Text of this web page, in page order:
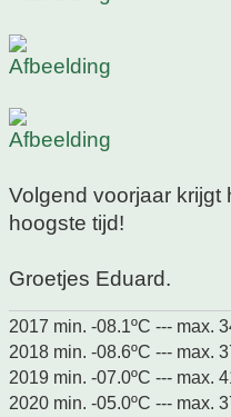
Volgend voorjaar krijgt
hoogste tijd!
Groetjes Eduard.
2017 min. -08.1ºC --- max.
2018 min. -08.6ºC --- max.
2019 min. -07.0ºC --- max.
2020 min. -05.0ºC --- max.